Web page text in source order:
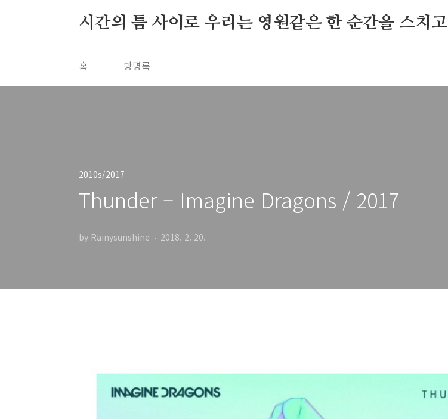
시간의 틈 사이로 우리는 영원같은 한 순간을 스치고
홈 방명록
2010s/2017
Thunder – Imagine Dragons / 2017
by Rainysunshine 2018. 2. 20.